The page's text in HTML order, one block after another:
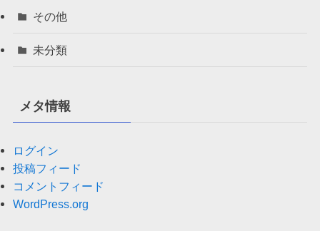
その他
未分類
メタ情報
ログイン
投稿フィード
コメントフィード
WordPress.org